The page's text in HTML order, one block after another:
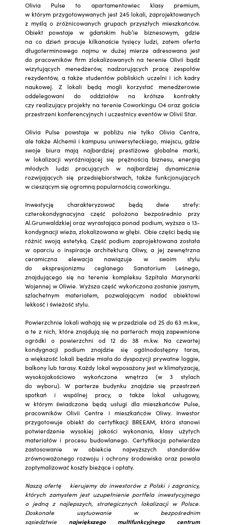
Olivia Pulse to apartamentowiec klasy premium,
w którym przygotowywanych jest 245 lokali, zaprojektowanych
z myślą o zróżnicowanych grupach przyszłych mieszkańców.
Obiekt powstaje w gdańskim hub’ie biznesowym, gdzie
na co dzień pracuje kilkanaście tysięcy ludzi, zatem oferta
długoterminowego najmu w dużej mierze adresowana jest
do pracowników firm zlokalizowanych na terenie Olivii bądź
wizytujących menedżerów, nadzorujących pracę zespołów
rezydentów, a także studentów pobliskich uczelni i ich kadry
naukowej. Z lokali będą mogli korzystać menedżerowie
oddelegowani do oddziałów na krótsze kontrakty
czy realizujący projekty na terenie Coworkingu O4 oraz goście
przestrzeni konferencyjnych i uczestnicy eventów w Olivii Star.
Olivia Pulse powstaje w pobliżu nie tylko Olivia Centre,
ale także Alchemii i kampusu uniwersyteckiego, miejscu, gdzie
swoje biura mają najbardziej prestiżowe globalne marki,
w lokalizacji wyróżniającej się prężnością biznesu, energią
młodych ludzi pracujących w najbardziej dynamicznie
rozwijających się przedsiębiorstwach, także funkcjonujących
w cieszącym się ogromną popularnością coworkingu.
Inwestycję charakteryzować będą dwie strefy:
czterokondygnacyjna część położona bezpośrednio przy
Al.Grunwaldzkiej oraz wyrastająca ponad podium, wyższa o 13-
kondygnacji wieża, zlokalizowana w głębi. Obie części będą się
różnić swoją estetyką. Część podium zaprojektowana została
w oparciu o inspiracje architekturą Oliwy, a jej zewnętrzna
ceramiczna elewacja nawiązuje w swoim stylu
do ekspresjonizmu ceglanego Sanatorium Leśnego,
znajdującego się na terenie kompleksu Szpitala Marynarki
Wojennej w Oliwie. Wyższa część wykończona zostanie jasnym,
szlachetnym materiałem, pozwalającym nadać obiektowi
lekkość i świeżość stylu.
Powierzchnie lokali wahają się w przedziale od 25 do 63 m.kw.,
a te z nich, które znajdują się na parterach mają zapewnione
ogródki o powierzchni od 12 do 38 m.kw. Na czwartej
kondygnacji podium znajdzie się ogólnodostępny taras,
a większość lokali będzie miała do dyspozycji prywatne loggie,
balkony lub tarasy. Każdy lokal wyposażony jest w klimatyzację,
wysokojakościowo wykończone wnętrza (w 3 stylach
do wyboru). W parterze budynku znajdzie się przestrzeń
spotkań i wspólnej pracy, a także lokal usługowy,
w którym świadczone będą usługi dla mieszkańców Pulse,
pracowników Olivii Centre i mieszkańców Oliwy. Inwestor
przygotowuje obiekt do certyfikacji BREEAM, która stanowi
potwierdzenie wysokiej jakości wykonania, klasy użytych
materiałów i procesu budowlanego. Certyfikacja potwierdza
zastosowanie w obiekcie najwyższych standardów
zrównoważonego rozwoju i ochrony środowiska oraz powala
zoptymalizować koszty bieżące i opłaty.
Naszą ofertę kierujemy do inwestorów z Polski i zagranicy,
których zamysłem jest uzupełnienie portfela inwestycyjnego
o jedną z najlepszych, strategicznych lokalizacji w Polsce.
Doskonałe usytuowanie w bezpośrednim
sąsiedztwie największego multifunkcyjnego centrum